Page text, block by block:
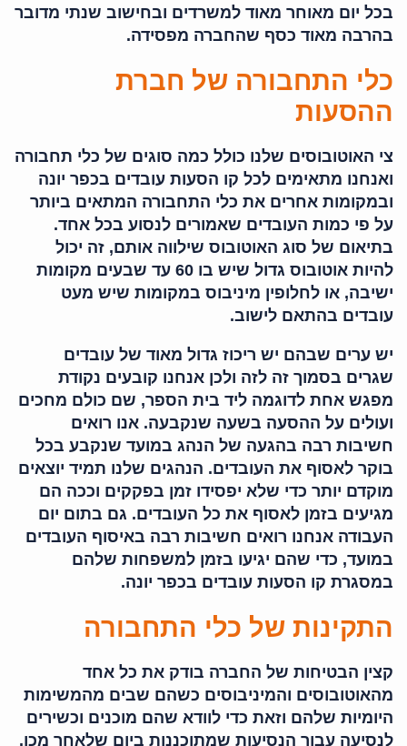
בכל יום מאוחר מאוד למשרדים ובחישוב שנתי מדובר
בהרבה מאוד כסף שהחברה מפסידה.
כלי התחבורה של חברת
ההסעות
צי האוטובוסים שלנו כולל כמה סוגים של כלי תחבורה
ואנחנו מתאימים לכל קו הסעות עובדים בכפר יונה
ובמקומות אחרים את כלי התחבורה המתאים ביותר
על פי כמות העובדים שאמורים לנסוע בכל אחד.
בתיאום של סוג האוטובוס שילווה אותם, זה יכול
להיות אוטובוס גדול שיש בו 60 עד שבעים מקומות
ישיבה, או לחלופין מיניבוס במקומות שיש מעט
עובדים בהתאם לישוב.
יש ערים שבהם יש ריכוז גדול מאוד של עובדים
שגרים בסמוך זה לזה ולכן אנחנו קובעים נקודת
מפגש אחת לדוגמה ליד בית הספר, שם כולם מחכים
ועולים על ההסעה בשעה שנקבעה. אנו רואים
חשיבות רבה בהגעה של הנהג במועד שנקבע בכל
בוקר לאסוף את העובדים. הנהגים שלנו תמיד יוצאים
מוקדם יותר כדי שלא יפסידו זמן בפקקים וככה הם
מגיעים בזמן לאסוף את כל העובדים. גם בתום יום
העבודה אנחנו רואים חשיבות רבה באיסוף העובדים
במועד, כדי שהם יגיעו בזמן למשפחות שלהם
במסגרת קו הסעות עובדים בכפר יונה.
התקינות של כלי התחבורה
קצין הבטיחות של החברה בודק את כל אחד
מהאוטובוסים והמיניבוסים כשהם שבים מהמשימות
היומיות שלהם וזאת כדי לוודא שהם מוכנים וכשירים
לנסיעה עבור הנסיעות שמתוכננות ביום שלאחר מכן.